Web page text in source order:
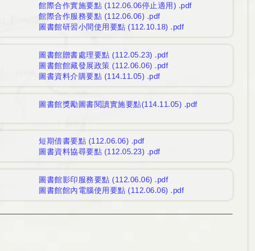
館際合作實施要點 (112.06.06停止適用) .pdf
館際合作服務要點 (112.06.06) .pdf
圖書館研習⼩間使⽤要點 (112.10.18) .pdf
圖書館贈書處理要點 (112.05.23) .pdf
圖書館館藏發展政策 (112.06.06) .pdf
圖書資料介購要點 (114.11.05) .pdf
圖書館獎勵圖書閱讀實施要點(114.11.05) .pdf
短期借書要點 (112.06.06) .pdf
圖書資料協尋要點 (112.05.23) .pdf
圖書館影印服務要點 (112.06.06) .pdf
圖書館館內電腦使用要點 (112.06.06) .pdf